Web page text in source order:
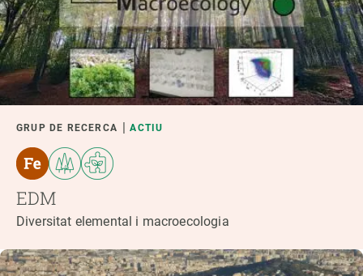
GRUP DE RECERCA ACTIU
EDM
Diversitat elemental i macroecologia